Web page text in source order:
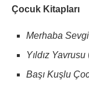
Çocuk Kitapları
Merhaba Sevgi
Yıldız Yavrusu
Başı Kuşlu